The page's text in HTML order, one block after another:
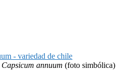
Capsicum annuum (foto simbólica)